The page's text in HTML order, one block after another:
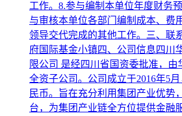
工作。8.参与编制本单位年度财务
与审核本单位各部门编制成本、费
领导交代完成的其他工作。三、联
府国际基金小镇四、公司信息四川
限公司 是经四川省国资委批准，由
全资子公司。公司成立于2016年5
民币。旨在充分利用集团产业优势
台，为集团产业链全方位提供金融